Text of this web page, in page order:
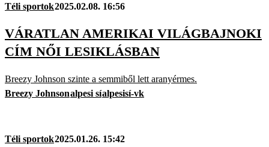
Téli sportok2025.02.08. 16:56
VÁRATLAN AMERIKAI VILÁGBAJNOKI
CÍM NŐI LESIKLÁSBAN
Breezy Johnson szinte a semmiből lett aranyérmes.
Breezy Johnsonalpesi síalpesisí-vk
Téli sportok2025.01.26. 15:42